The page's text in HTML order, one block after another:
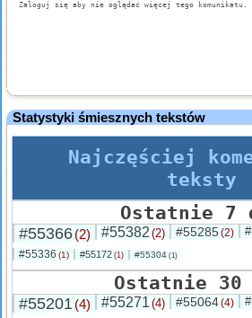
Statystyki śmiesznych tekstów
Najczęściej
teksty
Ostatnie 7
#55366(2) #55382 (2) #55285(2)
#55336 (1) #55172 (1) #55304 (1)
Ostatnie 30
#55201(4) #55271 (4) #55064(4)